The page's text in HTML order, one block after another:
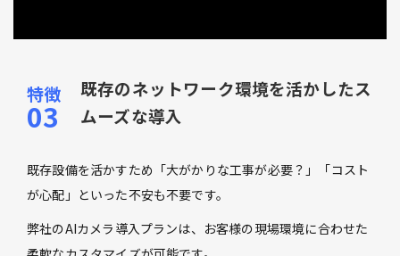
既存のネットワーク環境を活かしたス
ムーズな導入
既存設備を活かすため「大がかりな工事が必要？」「コスト
が心配」といった不安も不要です。
弊社のAIカメラ導入プランは、お客様の現場環境に合わせた